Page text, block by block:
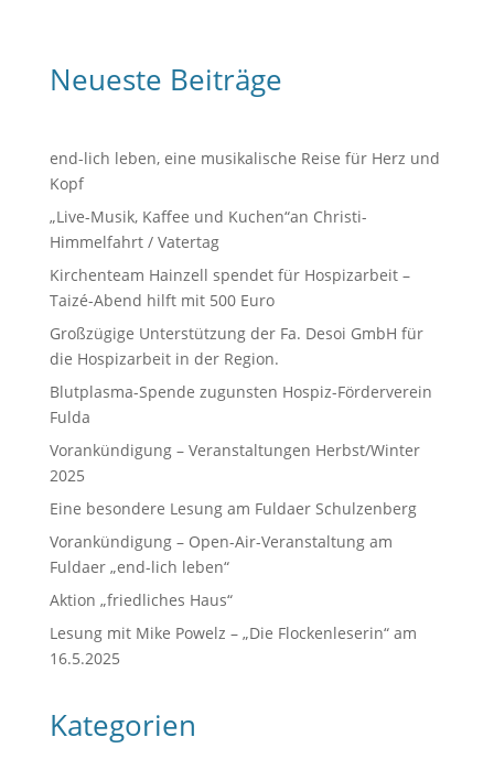
Neueste Beiträge
end-lich leben, eine musikalische Reise für Herz und
Kopf
„Live-Musik, Kaffee und Kuchen“an Christi-
Himmelfahrt / Vatertag
Kirchenteam Hainzell spendet für Hospizarbeit –
Taizé-Abend hilft mit 500 Euro
Großzügige Unterstützung der Fa. Desoi GmbH für
die Hospizarbeit in der Region.
Blutplasma-Spende zugunsten Hospiz-Förderverein
Fulda
Vorankündigung – Veranstaltungen Herbst/Winter
2025
Eine besondere Lesung am Fuldaer Schulzenberg
Vorankündigung – Open-Air-Veranstaltung am
Fuldaer „end-lich leben“
Aktion „friedliches Haus“
Lesung mit Mike Powelz – „Die Flockenleserin“ am
16.5.2025
Kategorien